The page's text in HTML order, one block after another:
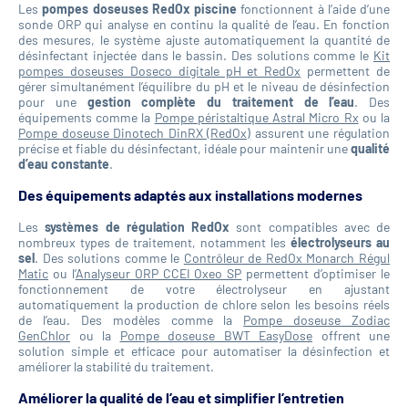
Lespompes doseuses RedOx piscine fonctionnent à l’aide d’une
sonde ORP qui analyse en continu la qualité de l’eau. En fonction
des mesures, le système ajuste automatiquement la quantité de
désinfectant injectée dans le bassin. Des solutions comme le Kit
pompes doseuses Doseco digitale pH et RedOx permettent de
gérer simultanément l’équilibre du pH et le niveau de désinfection
pour une gestion complète du traitement de l’eau. Des
équipements comme la Pompe péristaltique Astral Micro Rx ou la
Pompe doseuse Dinotech DinRX (RedOx) assurent une régulation
précise et fiable du désinfectant, idéale pour maintenir unequalité
d’eau constante.
Des équipements adaptés aux installations modernes
Lessystèmes de régulation RedOx sont compatibles avec de
nombreux types de traitement, notamment les électrolyseurs au
sel. Des solutions comme le Contrôleur de RedOx Monarch Régul
Matic ou l’Analyseur ORP CCEI Oxeo SP permettent d’optimiser le
fonctionnement de votre électrolyseur en ajustant
automatiquement la production de chlore selon les besoins réels
de l’eau. Des modèles comme la Pompe doseuse Zodiac
GenChlor ou la Pompe doseuse BWT EasyDose offrent une
solution simple et efficace pour automatiser la désinfection et
améliorer la stabilité du traitement.
Améliorer la qualité de l’eau et simplifier l’entretien